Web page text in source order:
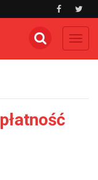
płatność